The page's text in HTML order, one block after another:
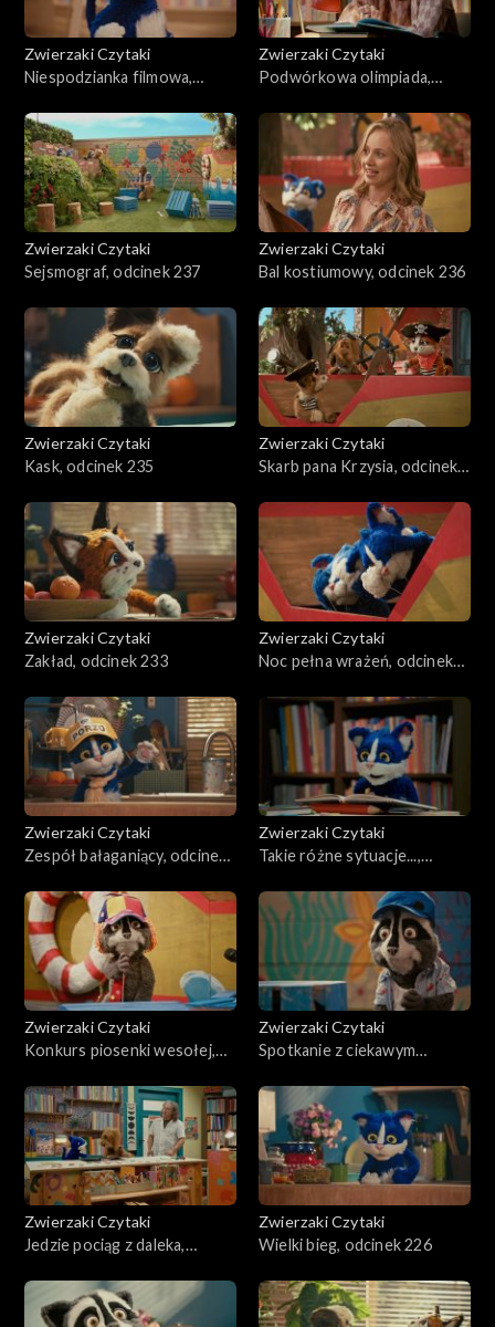
Zwierzaki Czytaki
Niespodzianka filmowa,
Zwierzaki Czytaki
Podwórkowa olimpiada,
Zwierzaki Czytaki
Sejsmograf, odcinek 237
Zwierzaki Czytaki
Bal kostiumowy, odcinek 236
Zwierzaki Czytaki
Kask, odcinek 235
Zwierzaki Czytaki
Skarb pana Krzysia, odcinek
Zwierzaki Czytaki
Zakład, odcinek 233
Zwierzaki Czytaki
Noc pełna wrażeń, odcinek
Zwierzaki Czytaki
Zespół bałaganiący, odcinek
Zwierzaki Czytaki
Takie różne sytuacje...,
Zwierzaki Czytaki
Konkurs piosenki wesołej,
Zwierzaki Czytaki
Spotkanie z ciekawym
Zwierzaki Czytaki
Jedzie pociąg z daleka,
Zwierzaki Czytaki
Wielki bieg, odcinek 226